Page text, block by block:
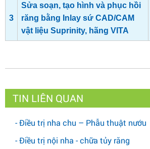
3
Sửa soạn, tạo hình và phục hồi
răng bằng Inlay sứ CAD/CAM
vật liệu Suprinity, hãng VITA
TIN LIÊN QUAN
- Điều trị nha chu – Phẫu thuật nướu
- Điều trị nội nha - chữa tủy răng